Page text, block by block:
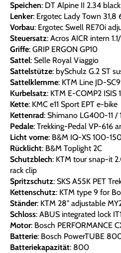
Speichen: DT Alpine II 2.34
Lenker: Ergotec Lady Town
Vorbau: Ergotec Swell RE70i
Steuersatz: Acros AICR intern
Griffe: GRIP ERGON GP10
Sattel: Selle Royal Viaggio
Sattelstütze: bySchulz G.2 ST
Sattelklemme: KTM Line JD-
Kurbelsatz: KTM E-COMP2 ISIS
Kette: KMC e11 Sport EPT e-bike
Kettenrad: Shimano LG400-11 /
Pedale: Trekking-Pedal VP-616
Licht vorne: B&M IQ-XS 100-
Rücklicht: B&M Toplight 2C
Schutzblech: KTM tour snap-it
rack clip
Spritzschutz: SKS A55K PET
Kettenschutz: KTM type 9 for
Ständer: KTM 28" adjustable
Schloss: ABUS integrated lock
Motor: Bosch PERFORMANCE
Batterie: Bosch PowerTUBE
Batteriekapazität: 800